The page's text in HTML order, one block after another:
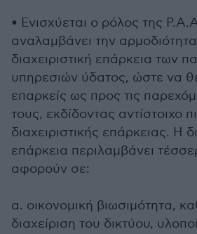
• Ενισχύεται ο ρόλος της
αναλαμβάνει την αρμοδιότητα
διαχειριστική επάρκεια των
υπηρεσιών ύδατος, ώστε να
επαρκείς ως προς τις
τους, εκδίδοντας αντίστοιχο
διαχειριστικής επάρκειας. Η
επάρκεια περιλαμβάνει
αφορούν σε:
α. οικονομική βιωσιμότητα,
διαχείριση του δικτύου,